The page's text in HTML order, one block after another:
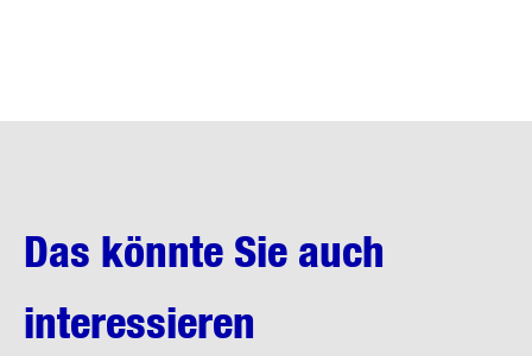
Das könnte Sie auch
interessieren